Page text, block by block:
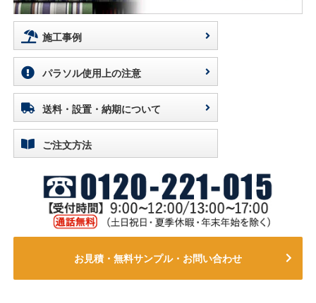
施工事例
パラソル使用上の注意
送料・設置・納期について
ご注文方法
お見積・無料サンプル・お問い合わせ